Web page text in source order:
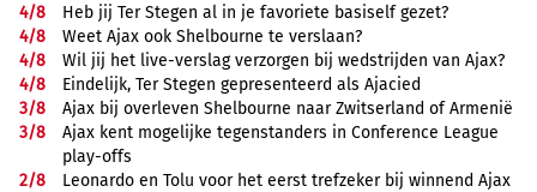
4/8
Heb jij Ter Stegen al in je favoriete basiself gezet?
4/8
Weet Ajax ook Shelbourne te verslaan?
4/8
Wil jij het live-verslag verzorgen bij wedstrijden van Ajax?
4/8
Eindelijk, Ter Stegen gepresenteerd als Ajacied
3/8
Ajax bij overleven Shelbourne naar Zwitserland of Armenië
3/8
Ajax kent mogelijke tegenstanders in Conference League
play-offs
2/8
Leonardo en Tolu voor het eerst trefzeker bij winnend Ajax